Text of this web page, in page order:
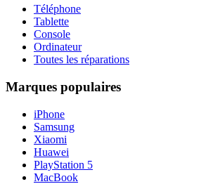
Téléphone
Tablette
Console
Ordinateur
Toutes les réparations
Marques populaires
iPhone
Samsung
Xiaomi
Huawei
PlayStation 5
MacBook